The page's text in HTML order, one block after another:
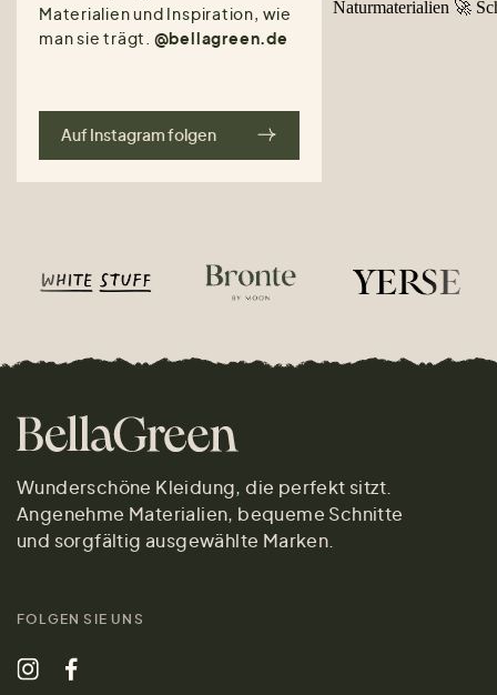
Materialien und Inspiration, wie
man sie trägt. @bellagreen.de
Auf Instagram folgen
Wunderschöne Kleidung, die perfekt sitzt.
Angenehme Materialien, bequeme Schnitte
und sorgfältig ausgewählte Marken.
FOLGEN SIE UNS